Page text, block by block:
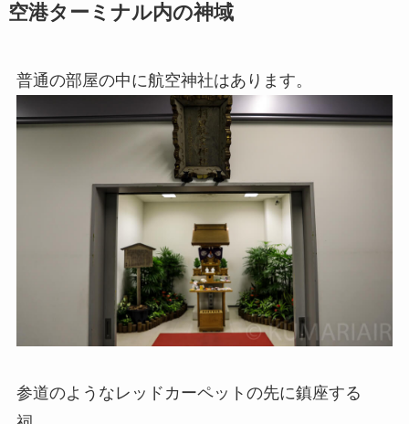
空港ターミナル内の神域
普通の部屋の中に航空神社はあります。
参道のようなレッドカーペットの先に鎮座する